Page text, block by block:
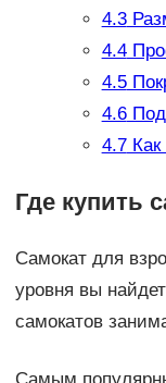
4.3
4.4
4.5
4.6
4.7Как
Где купить
Самокат для
уровня вы
самокатов